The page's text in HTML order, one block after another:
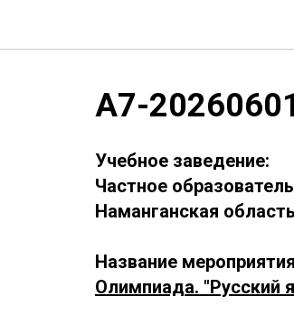
А7-
Учебное заведение:
Частное
Наманганская
Название
Олимпиада. "Русский